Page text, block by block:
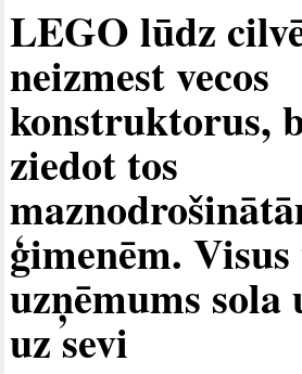
LEGO lūdz
neizmest vecos
konstruktorus,
ziedot tos
ģimenēm.
uzņēmums sola
uz sevi